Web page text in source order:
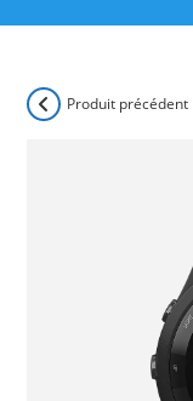
Produit précédent